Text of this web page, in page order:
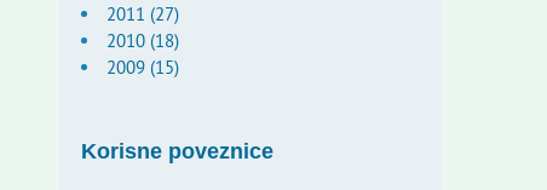
2011 (27)
2010 (18)
2009 (15)
Korisne poveznice